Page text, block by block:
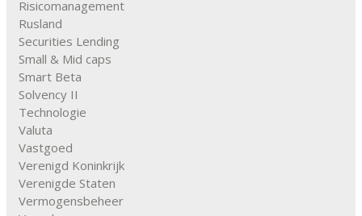
Risicomanagement
Rusland
Securities Lending
Small & Mid caps
Smart Beta
Solvency II
Technologie
Valuta
Vastgoed
Verenigd Koninkrijk
Verenigde Staten
Vermogensbeheer